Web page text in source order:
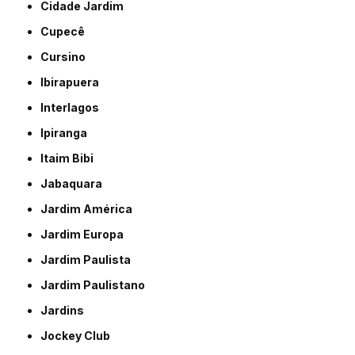
Cidade Jardim
Cupecê
Cursino
Ibirapuera
Interlagos
Ipiranga
Itaim Bibi
Jabaquara
Jardim América
Jardim Europa
Jardim Paulista
Jardim Paulistano
Jardins
Jockey Club